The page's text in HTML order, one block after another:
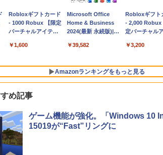
tomtoc 360°保護
15.6 16インチ パソコ
ンケース Dell NEC
dynabook Lenovo
￥2,952
Apple 2026
MacBook Air M5チ
ップ搭載13インチノ
Apple Intelligence、
Retinaディスプレ
イ、16GBユニファイ
ドメモリ、1TB SSD
ド、Touch ID - シル
バー
￥261,414
【
定】 HP ノー
コン 15-fd
512GB SSD イ
￥129,800
Robloxギフトカード
- 1000 Robux 【限定
バーチャルアイテム
ンゲームコード】 ロ
ンコード版
￥1,600
Microsoft Office
Home & Business
2024(最新 永続版)|オ
版|Windows11、
￥39,582
Robloxギフト
- 2,000 Robux
定バーチャル
インゲームコ
ラインコード
￥3,200
Amazonランキングをもっと見る
め記事
ゲーム機能が強化。「Windows 10
15019が“Fast”リングに